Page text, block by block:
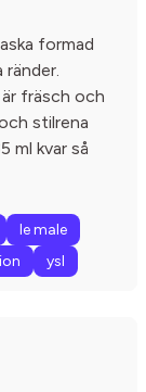
formad
fräsch och
stilrena
ml kvar så
le male
ysl